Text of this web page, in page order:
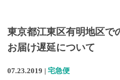
東京都江東区有明地区で
お届け遅延について
07.23.2019 | 宅急便